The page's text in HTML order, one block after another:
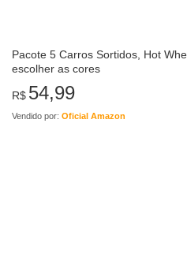
Pacote 5 Carros Sortidos, Hot
escolher as cores
R$ 54,99
Vendido por: Oficial Amazon